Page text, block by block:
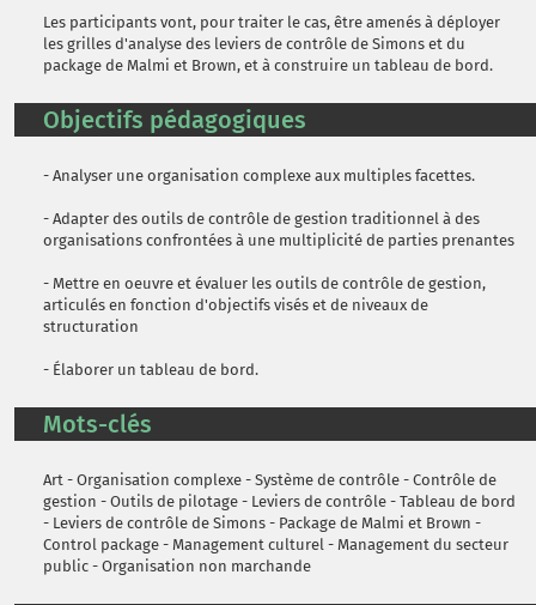
Les participants vont, pour traiter le cas, être amenés à déployer
les grilles d'analyse des leviers de contrôle de Simons et du
package de Malmi et Brown, et à construire un tableau de bord.
Objectifs pédagogiques
- Analyser une organisation complexe aux multiples facettes.
- Adapter des outils de contrôle de gestion traditionnel à des
organisations confrontées à une multiplicité de parties prenantes
- Mettre en oeuvre et évaluer les outils de contrôle de gestion,
articulés en fonction d'objectifs visés et de niveaux de
structuration
- Élaborer un tableau de bord.
Mots-clés
Art - Organisation complexe - Système de contrôle - Contrôle de
gestion - Outils de pilotage - Leviers de contrôle - Tableau de bord
- Leviers de contrôle de Simons - Package de Malmi et Brown -
Control package - Management culturel - Management du secteur
public - Organisation non marchande